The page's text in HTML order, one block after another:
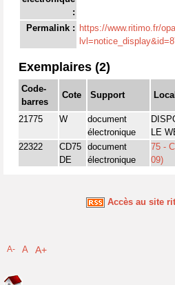
:
Permalink : https://www.ritimo.fr/
Exemplaires (2)
Code-
barres
Cote Support
21775 W
document
électronique
LE
22322
CD75
DE
document
électronique
75 -
09)
Accès au site
A- A A+